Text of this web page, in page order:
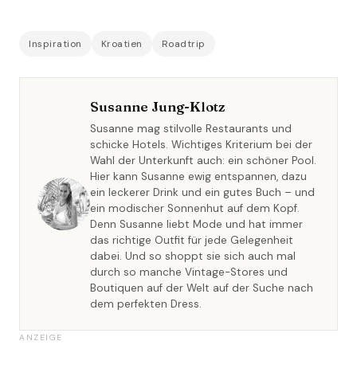
Inspiration Kroatien Roadtrip
Susanne Jung-Klotz
Susanne mag stilvolle Restaurants und
schicke Hotels. Wichtiges Kriterium bei der
Wahl der Unterkunft auch: ein schöner Pool.
Hier kann Susanne ewig entspannen, dazu
ein leckerer Drink und ein gutes Buch – und
ein modischer Sonnenhut auf dem Kopf.
Denn Susanne liebt Mode und hat immer
das richtige Outfit für jede Gelegenheit
dabei. Und so shoppt sie sich auch mal
durch so manche Vintage-Stores und
Boutiquen auf der Welt auf der Suche nach
dem perfekten Dress.
ANZEIGE